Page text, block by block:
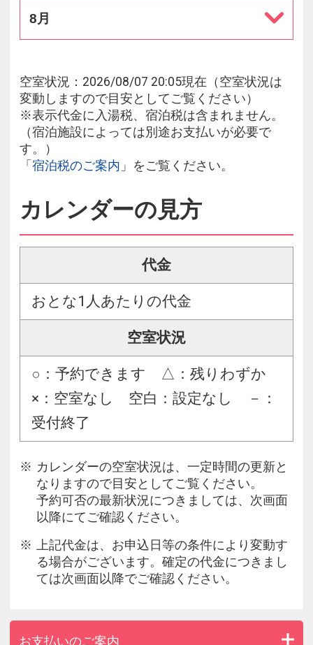
8月
空室状況：2026/08/07 20:05現在（空室状況は
変動しますので目安としてご覧ください）
※表示代金に入湯税、宿泊税は含まれません。
（宿泊施設によっては別途お支払いが必要で
す。）
「 宿泊税のご案内 」をご覧ください。
カレンダーの見方
代金
おとな1人あたりの代金
空室状況
○：予約できます △：残りわずか
×：空室なし 空白：設定なし －：
受付終了
カレンダーの空室状況は、一定時間の更新と
なりますので目安としてご覧ください。
予約可否の最新状況につきましては、次画面
以降にてご確認ください。
上記代金は、お申込日等の条件により変動す
る場合がございます。確定の代金につきまし
ては次画面以降でご確認ください。
お支払いのご案内